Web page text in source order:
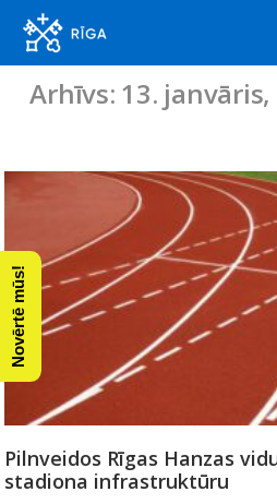
Arhīvs: 13. janvāris,
Pilnveidos Rīgas Hanzas
stadiona infrastruktūru
Novērtē mūs!